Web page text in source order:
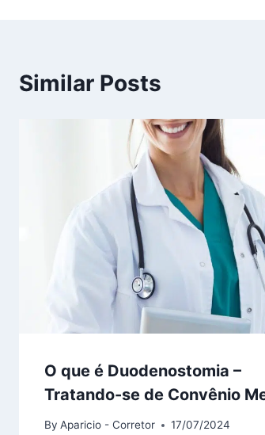
Similar Posts
O que é Duodenostomia –
Tratando-se de Convênio
By Aparicio - Corretor 17/07/2024